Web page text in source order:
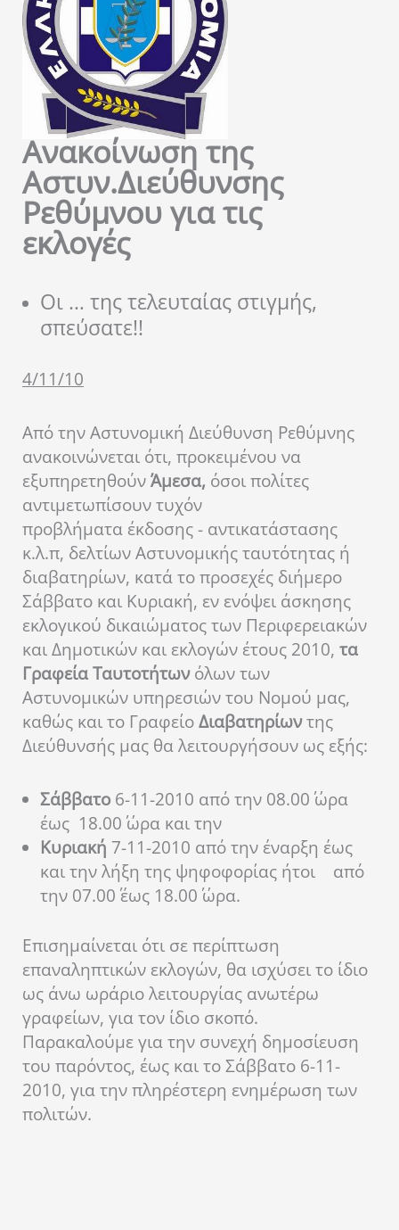
Ανακοίνωση της
Αστυν.Διεύθυνσης
Ρεθύμνου για τις
εκλογές
Οι … της τελευταίας στιγμής,
σπεύσατε!!
4/11/10
Από την Αστυνομική Διεύθυνση Ρεθύμνης
ανακοινώνεται ότι, προκειμένου να
εξυπηρετηθούνΆμεσα, όσοι πολίτες
αντιμετωπίσουν τυχόν
προβλήματα έκδοσης - αντικατάστασης
κ.λ.π, δελτίων Αστυνομικής ταυτότητας ή
διαβατηρίων, κατά το προσεχές διήμερο
Σάββατο και Κυριακή, εν ενόψει άσκησης
εκλογικού δικαιώματος των Περιφερειακών
και Δημοτικών και εκλογών έτους 2010, τα
Γραφεία Ταυτοτήτωνόλων των
Αστυνομικών υπηρεσιών του Νομού μας,
καθώς και το ΓραφείοΔιαβατηρίωντης
Διεύθυνσής μας θα λειτουργήσουν ως εξής:
Σάββατο 6-11-2010 από την 08.00΄ ώρα
έως 18.00΄ ώρα και την
Κυριακή 7-11-2010 από την έναρξη έως
και την λήξη της ψηφοφορίας ήτοι από
την 07.00΄ έως 18.00΄ ώρα.
Επισημαίνεται ότι σε περίπτωση
επαναληπτικών εκλογών, θα ισχύσει το ίδιο
ως άνω ωράριο λειτουργίας ανωτέρω
γραφείων, για τον ίδιο σκοπό.
Παρακαλούμε για την συνεχή δημοσίευση
του παρόντος, έως και το Σάββατο 6-11-
2010, για την πληρέστερη ενημέρωση των
πολιτών.